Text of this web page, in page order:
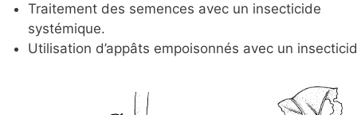
Traitement des semences avec un insecticide
systémique.
Utilisation d’appâts empoisonnés avec un